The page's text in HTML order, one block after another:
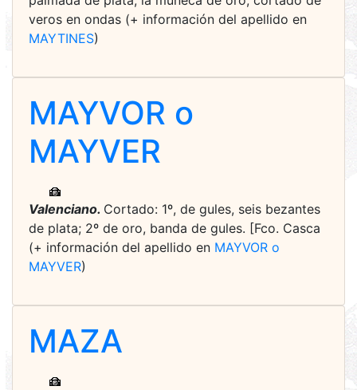
veros en ondas (+ información del apellido en
MAYTINES)
MAYVOR o
MAYVER
Valenciano. Cortado: 1º, de gules, seis bezantes
de plata; 2º de oro, banda de gules. [Fco. Casca
(+ información del apellido en MAYVOR o
MAYVER)
MAZA